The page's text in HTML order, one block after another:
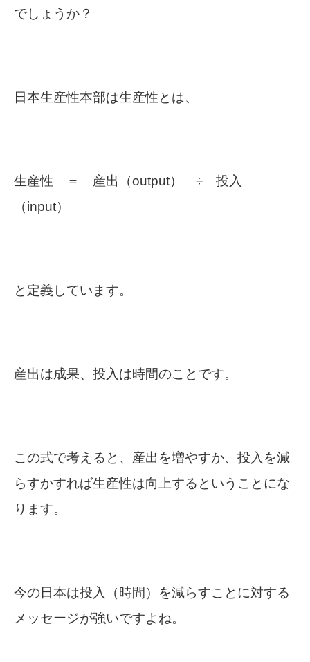
でしょうか？
日本生産性本部は生産性とは、
生産性 ＝ 産出（output） ÷ 投入
（input）
と定義しています。
産出は成果、投入は時間のことです。
この式で考えると、産出を増やすか、投入を減
らすかすれば生産性は向上するということにな
ります。
今の日本は投入（時間）を減らすことに対する
メッセージが強いですよね。